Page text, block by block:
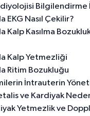
Bilgilendirme
EKG Nasıl Çekilir?
Kalp Kasılma
Kalp Yetmezliği
Ritim Bozukluğu
İntrauterin
ve Kardiyak
Yetmezlik ve